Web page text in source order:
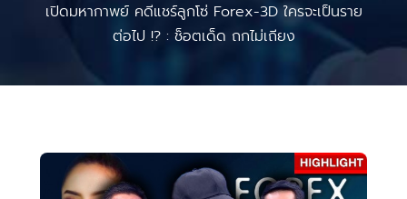
เปิดมหากาพย์ คดีแชร์ลูกโซ่ Forex-3D ใครจะเป็นราย
ต่อไป !? : ช็อตเด็ด ถกไม่เถียง